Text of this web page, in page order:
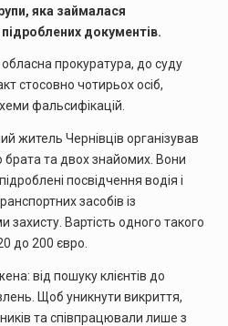
яка займалася
документів.
прокуратура, до суду
стосовно чотирьох осіб,
фальсифікацій.
житель Чернівців організував
брата та двох знайомих. Вони
посвідчення водія і
засобів із
Вартість одного такого
до 200 євро.
від пошуку клієнтів до
Щоб уникнути викриття,
та співпрацювали лише з